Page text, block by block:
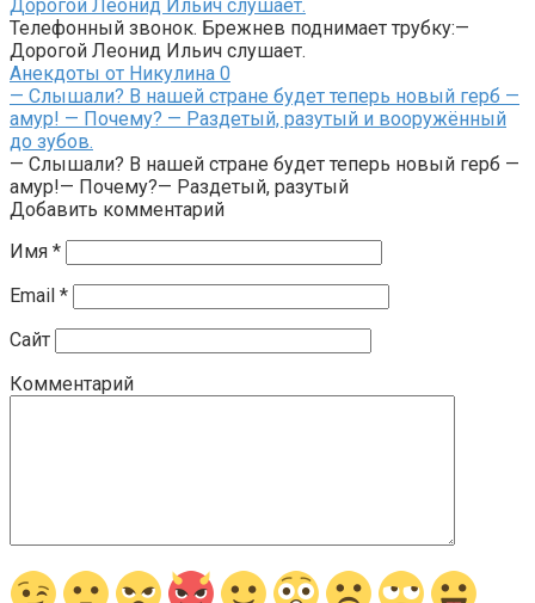
Дорогой Леонид Ильич слушает.
Телефонный звонок. Брежнев поднимает трубку:—
Дорогой Леонид Ильич слушает.
Анекдоты от Никулина 0
— Слышали? В нашей стране будет теперь новый герб —
амур! — Почему? — Раздетый, разутый и вооружённый
до зубов.
— Слышали? В нашей стране будет теперь новый герб —
амур!— Почему?— Раздетый, разутый
Добавить комментарий
Имя *
Email *
Сайт
Комментарий